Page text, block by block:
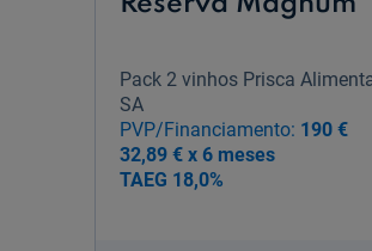
Pack 2 vinhos Prisca
SA
PVP/Financiamento: 190 €
32,89 € x 6 meses
TAEG 18,0%